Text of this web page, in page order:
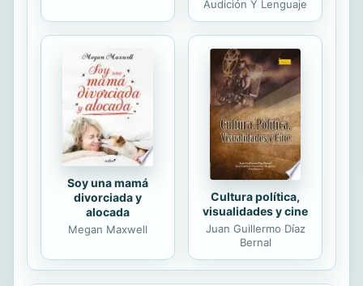
Audición Y Lenguaje
Soy una mamá
divorciada y
alocada
Megan Maxwell
Cultura política,
visualidades y cine
Juan Guillermo Díaz
Bernal